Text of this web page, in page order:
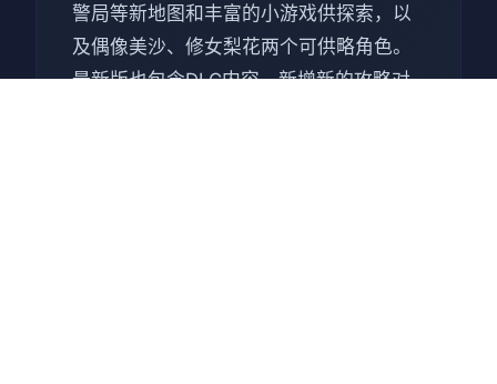
警局等新地图和丰富的小游戏供探索，以
及偶像美沙、修女梨花两个可供略角色。
最新版也包含DLC内容，新增新的攻略对